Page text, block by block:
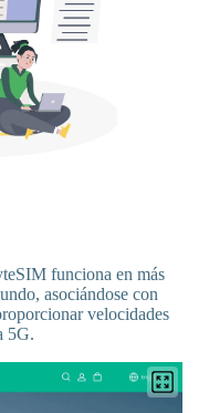
funciona en más
asociándose con
velocidades
5G.